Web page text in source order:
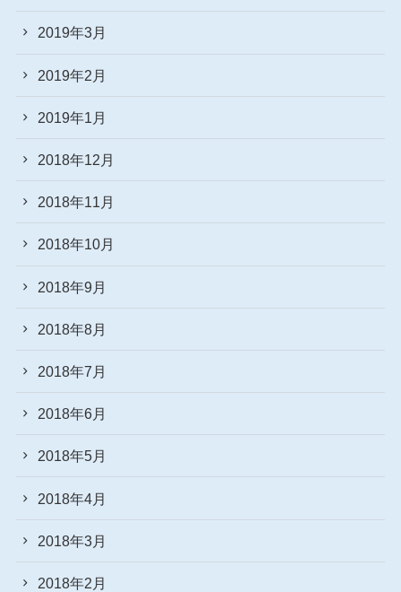
2019年3月
2019年2月
2019年1月
2018年12月
2018年11月
2018年10月
2018年9月
2018年8月
2018年7月
2018年6月
2018年5月
2018年4月
2018年3月
2018年2月